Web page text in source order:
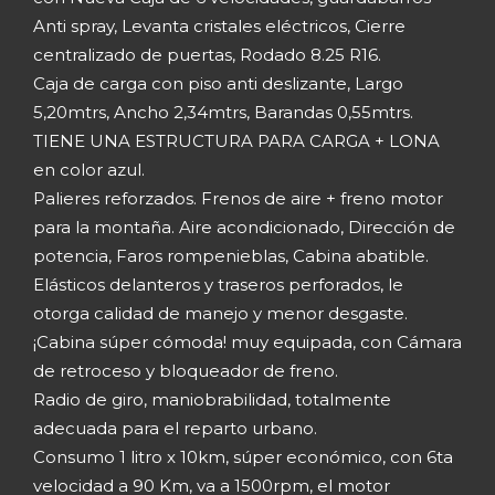
Anti spray, Levanta cristales eléctricos, Cierre
centralizado de puertas, Rodado 8.25 R16.
Caja de carga con piso anti deslizante, Largo
5,20mtrs, Ancho 2,34mtrs, Barandas 0,55mtrs.
TIENE UNA ESTRUCTURA PARA CARGA + LONA
en color azul.
Palieres reforzados. Frenos de aire + freno motor
para la montaña. Aire acondicionado, Dirección de
potencia, Faros rompenieblas, Cabina abatible.
Elásticos delanteros y traseros perforados, le
otorga calidad de manejo y menor desgaste.
¡Cabina súper cómoda! muy equipada, con Cámara
de retroceso y bloqueador de freno.
Radio de giro, maniobrabilidad, totalmente
adecuada para el reparto urbano.
Consumo 1 litro x 10km, súper económico, con 6ta
velocidad a 90 Km, va a 1500rpm, el motor